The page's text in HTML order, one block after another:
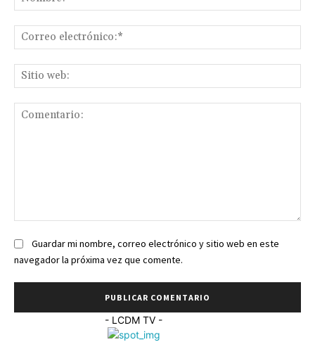
Guardar mi nombre, correo electrónico y sitio web en este
navegador la próxima vez que comente.
- LCDM TV -